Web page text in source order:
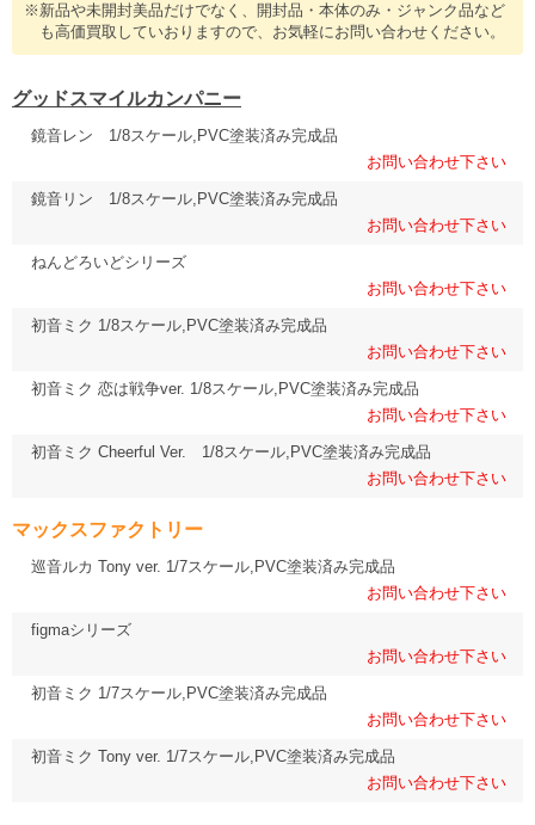
※新品や未開封美品だけでなく、開封品・本体のみ・ジャンク品など
も高価買取していおりますので、お気軽にお問い合わせください。
グッドスマイルカンパニー
鏡音レン 1/8スケール,PVC塗装済み完成品
お問い合わせ下さい
鏡音リン 1/8スケール,PVC塗装済み完成品
お問い合わせ下さい
ねんどろいどシリーズ
お問い合わせ下さい
初音ミク 1/8スケール,PVC塗装済み完成品
お問い合わせ下さい
初音ミク 恋は戦争ver. 1/8スケール,PVC塗装済み完成品
お問い合わせ下さい
初音ミク Cheerful Ver. 1/8スケール,PVC塗装済み完成品
お問い合わせ下さい
マックスファクトリー
巡音ルカ Tony ver. 1/7スケール,PVC塗装済み完成品
お問い合わせ下さい
figmaシリーズ
お問い合わせ下さい
初音ミク 1/7スケール,PVC塗装済み完成品
お問い合わせ下さい
初音ミク Tony ver. 1/7スケール,PVC塗装済み完成品
お問い合わせ下さい